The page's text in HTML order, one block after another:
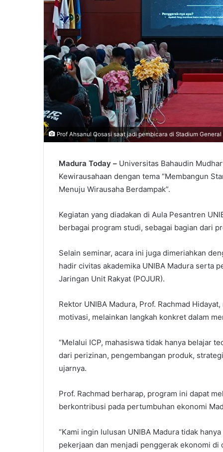
Prof Ahsanul Qosasi saat jadi pembicara di Stadium
Madura Today – Universitas Bahaudin
Kewirausahaan dengan tema “Membangun
Menuju Wirausaha Berdampak”.
Kegiatan yang diadakan di Aula Pesantren
berbagai program studi, sebagai bagian dari
Selain seminar, acara ini juga dimeriahkan
hadir civitas akademika UNIBA Madura serta
Jaringan Unit Rakyat (POJUR).
Rektor UNIBA Madura, Prof. Rachmad
motivasi, melainkan langkah konkret dalam
“Melalui ICP, mahasiswa tidak hanya belajar
dari perizinan, pengembangan produk,
ujarnya.
Prof. Rachmad berharap, program ini dapat
berkontribusi pada pertumbuhan ekonomi
“Kami ingin lulusan UNIBA Madura tidak
pekerjaan dan menjadi penggerak ekonomi di